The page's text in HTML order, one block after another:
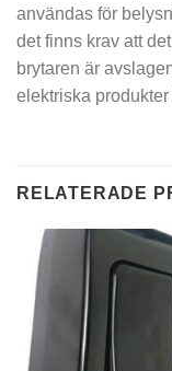
användas för
det finns krav att
brytaren är
elektriska
RELATERADE